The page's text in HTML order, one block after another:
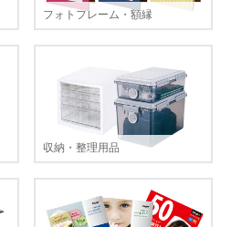
フォトフレーム・額縁
収納・整理用品